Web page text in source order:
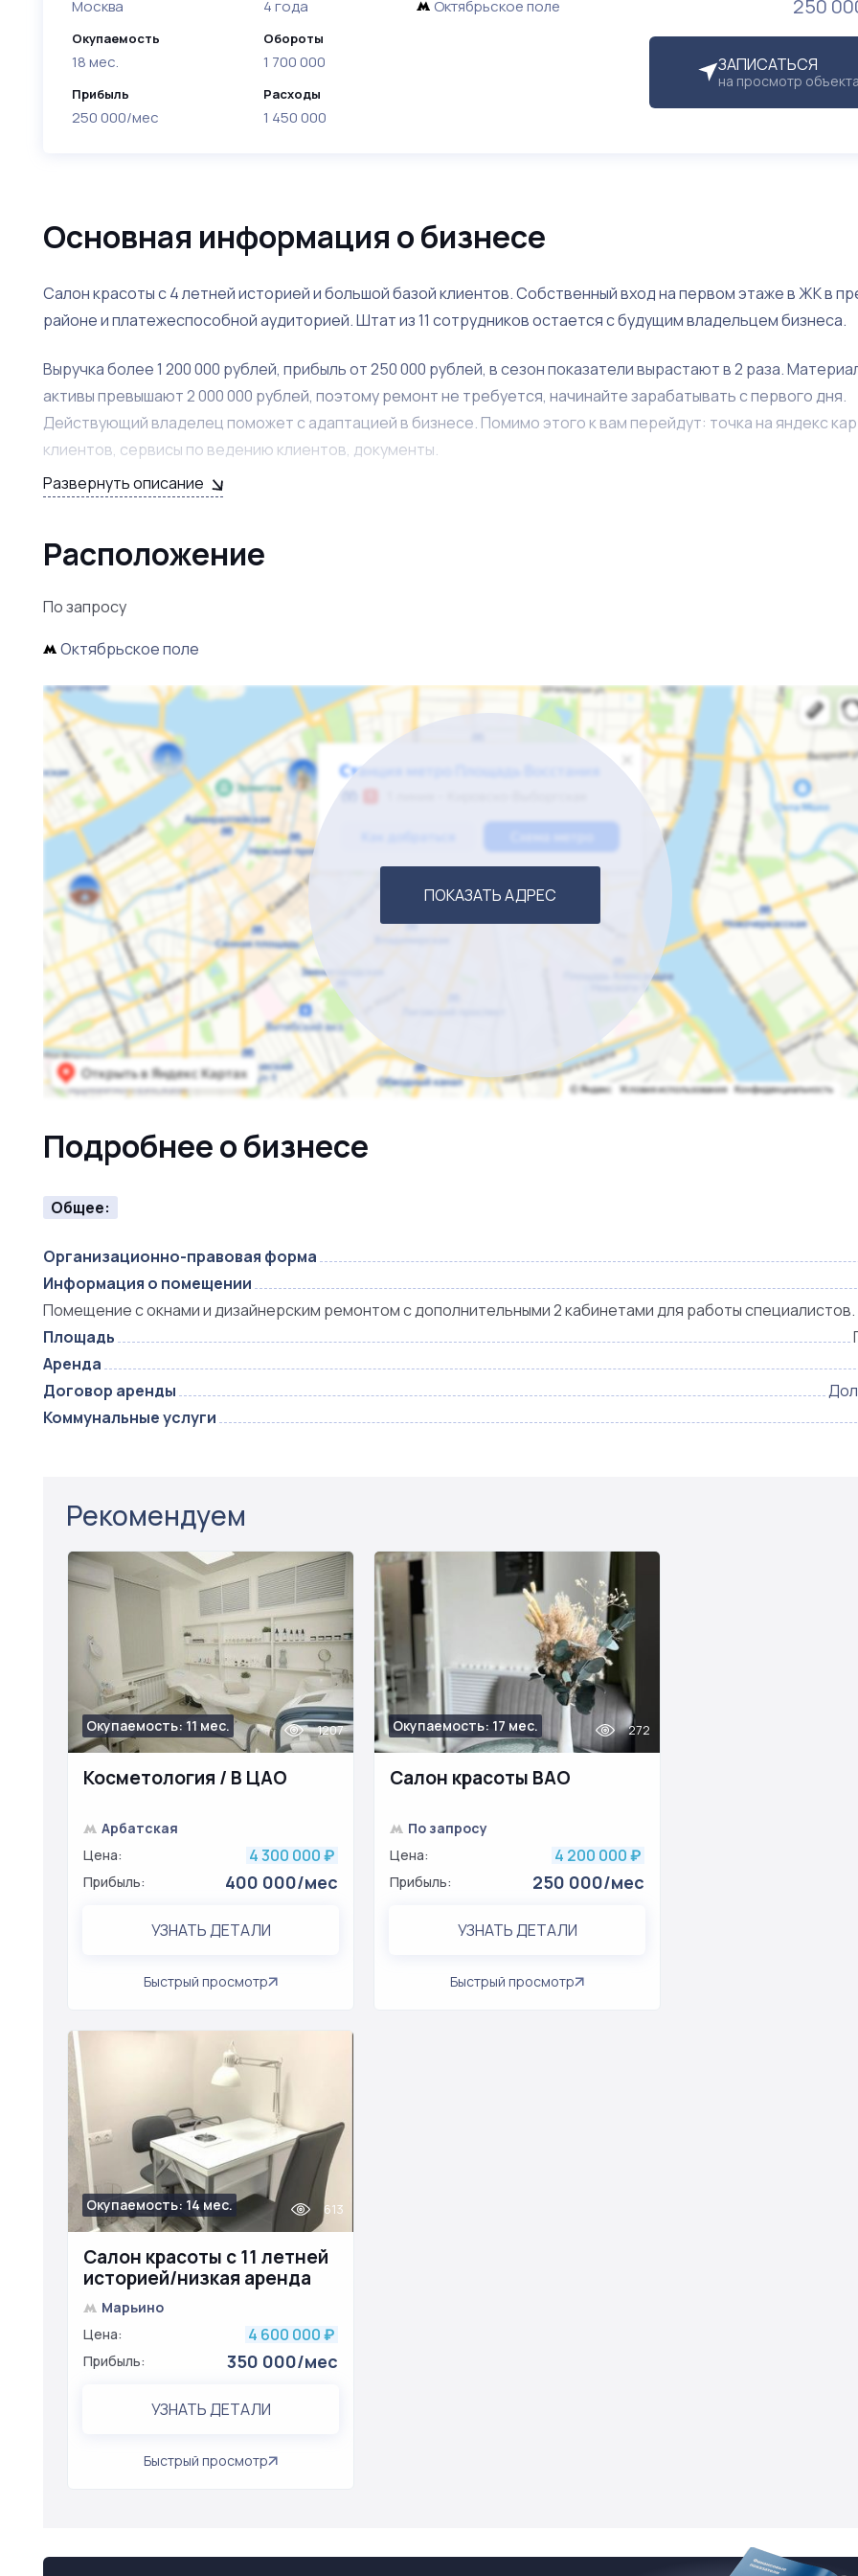
250
ЗАПИСАТЬСЯ
на просмотр
Москва
Окупаемость
18 мес.
Прибыль
250 000/мес
4 года
Обороты
1 700 000
Расходы
1 450 000
Октябрьское поле
Основная информация о бизнесе
Салон красоты с 4 летней историей и большой базой клиентов. Собственный вход на первом этаже в ЖК в
районе и платежеспособной аудиторией. Штат из 11 сотрудников остается с будущим владельцем бизнеса.
Выручка более 1 200 000 рублей, прибыль от 250 000 рублей, в сезон показатели вырастают в 2 раза.
активы превышают 2 000 000 рублей, поэтому ремонт не требуется, начинайте зарабатывать с первого дня.
Действующий владелец поможет с адаптацией в бизнесе. Помимо этого к вам перейдут: точка на яндекс
клиентов, сервисы по ведению клиентов, документы.
Причина продажи - переезд собственника бизнеса. Услуги по маникюру/педикюру, бровям, стрижки,
Развернуть описание
Расположение
По запросу
Октябрьское поле
ПОКАЗАТЬ АДРЕС
Подробнее о бизнесе
Общее:
Организационно-правовая форма
Информация о помещении
Помещение с окнами и дизайнерским ремонтом с дополнительными 2 кабинетами для работы специалистов.
Площадь
Аренда
Договор аренды
Коммунальные услуги
Рекомендуем
Косметология / В ЦАО
Окупаемость: 11 мес. 1207
Арбатская
Цена:
4 300 000 ₽
Прибыль: 400 000/мес
УЗНАТЬ ДЕТАЛИ
Быстрый просмотр
Салон красоты ВАО
Окупаемость: 17 мес. 272
По запросу
Цена:
4 200 000 ₽
Прибыль: 250 000/мес
УЗНАТЬ ДЕТАЛИ
Быстрый просмотр
Салон красоты с 11 летней
историей/низкая аренда
Окупаемость: 14 мес. 613
Марьино
Цена:
4 600 000 ₽
Прибыль: 350 000/мес
УЗНАТЬ ДЕТАЛИ
Быстрый просмотр